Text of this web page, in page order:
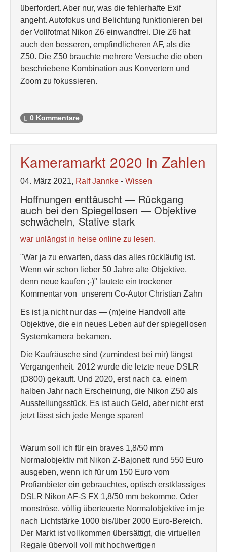
überfordert. Aber nur, was die fehlerhafte Exif
angeht. Autofokus und Belichtung funktionieren bei
der Vollfotmat Nikon Z6 einwandfrei. Die Z6 hat
auch den besseren, empfindlicheren AF, als die
Z50. Die Z50 brauchte mehrere Versuche die oben
beschriebene Kombination aus Konvertern und
Zoom zu fokussieren.
0 Kommentare
Kameramarkt 2020 in Zahlen
04. März 2021, Ralf Jannke - Wissen
Hoffnungen enttäuscht — Rückgang
auch bei den Spiegellosen — Objektive
schwächeln, Stative stark
war unlängst in heise online zu lesen.
"War ja zu erwarten, dass das alles rückläufig ist.
Wenn wir schon lieber 50 Jahre alte Objektive,
denn neue kaufen ;-)" lautete ein trockener
Kommentar von unserem Co-Autor Christian Zahn
Es ist ja nicht nur das — (m)eine Handvoll alte
Objektive, die ein neues Leben auf der spiegellosen
Systemkamera bekamen.
Die Kaufräusche sind (zumindest bei mir) längst
Vergangenheit. 2012 wurde die letzte neue DSLR
(D800) gekauft. Und 2020, erst nach ca. einem
halben Jahr nach Erscheinung, die Nikon Z50 als
Ausstellungsstück. Es ist auch Geld, aber nicht erst
jetzt lässt sich jede Menge sparen!
Warum soll ich für ein braves 1,8/50 mm
Normalobjektiv mit Nikon Z-Bajonett rund 550 Euro
ausgeben, wenn ich für um 150 Euro vom
Profianbieter ein gebrauchtes, optisch erstklassiges
DSLR Nikon AF-S FX 1,8/50 mm bekomme. Oder
monströse, völlig überteuerte Normalobjektive im je
nach Lichtstärke 1000 bis/über 2000 Euro-Bereich.
Der Markt ist vollkommen übersättigt, die virtuellen
Regale übervoll voll mit hochwertigen